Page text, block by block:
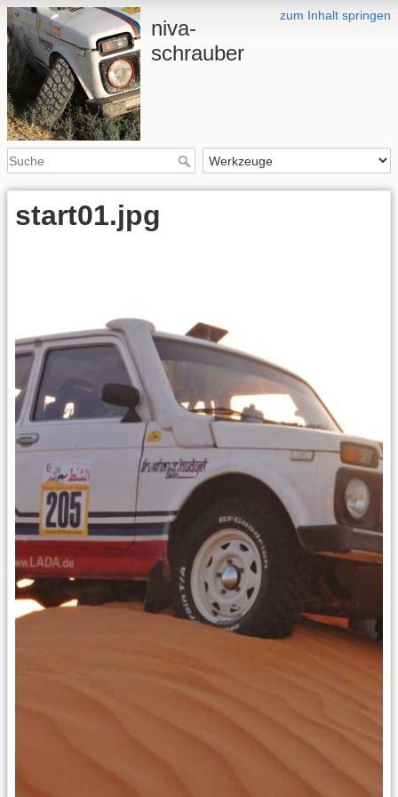
zum Inhalt springen
niva-
schrauber
start01.jpg